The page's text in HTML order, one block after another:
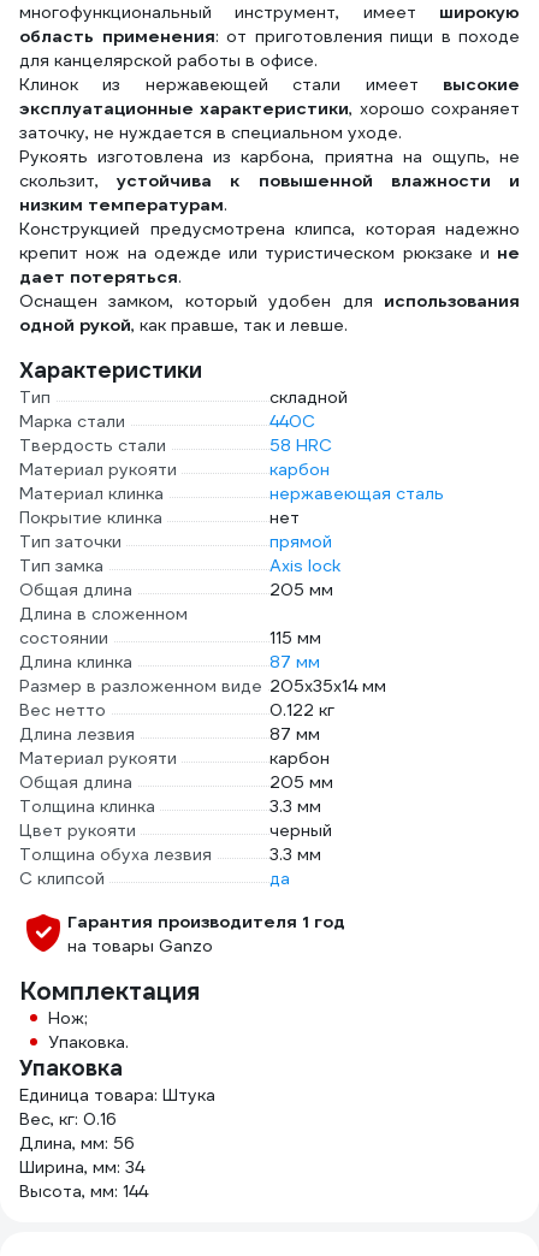
многофункциональный инструмент, имеет широкую
область применения: от приготовления пищи в походе
для канцелярской работы в офисе.
Клинок из нержавеющей стали имеет высокие
эксплуатационные характеристики, хорошо сохраняет
заточку, не нуждается в специальном уходе.
Рукоять изготовлена из карбона, приятна на ощупь, не
скользит,устойчива к повышенной влажности и
низким температурам.
Конструкцией предусмотрена клипса, которая надежно
крепит нож на одежде или туристическом рюкзаке и не
дает потеряться.
Оснащен замком, который удобен для использования
одной рукой, как правше, так и левше.
Характеристики
Тип
складной
Марка стали
440С
Твердость стали
58 HRC
Материал рукояти
карбон
Материал клинка
нержавеющая сталь
Покрытие клинка
нет
Тип заточки
прямой
Тип замка
Axis lock
Общая длина
205 мм
Длина в сложенном
состоянии
115 мм
Длина клинка
87 мм
Размер в разложенном виде 205х35х14 мм
Вес нетто
0.122 кг
Длина лезвия
87 мм
Материал рукояти
карбон
Общая длина
205 мм
Толщина клинка
3.3 мм
Цвет рукояти
черный
Толщина обуха лезвия
3.3 мм
С клипсой
да
Гарантия производителя 1 год
на товары Ganzo
Комплектация
Нож;
Упаковка.
Упаковка
Единица товара: Штука
Вес, кг: 0.16
Длина, мм: 56
Ширина, мм: 34
Высота, мм: 144